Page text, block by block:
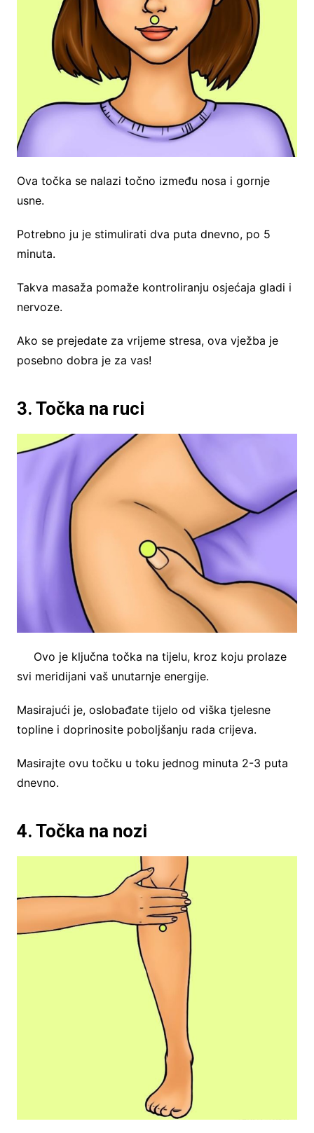
Ova točka se nalazi točno između nosa i gornje
usne.
Potrebno ju je stimulirati dva puta dnevno, po 5
minuta.
Takva masaža pomaže kontroliranju osjećaja gladi i
nervoze.
Ako se prejedate za vrijeme stresa, ova vježba je
posebno dobra je za vas!
3. Točka na ruci
Ovo je ključna točka na tijelu, kroz koju prolaze
svi meridijani vaš unutarnje energije.
Masirajući je, oslobađate tijelo od viška tjelesne
topline i doprinosite poboljšanju rada crijeva.
Masirajte ovu točku u toku jednog minuta 2-3 puta
dnevno.
4. Točka na nozi